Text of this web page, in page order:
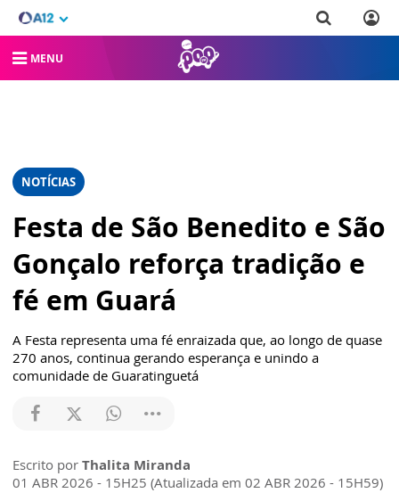
MENU
NOTÍCIAS
Festa de São Benedito e São
Gonçalo reforça tradição e
fé em Guará
A Festa representa uma fé enraizada que, ao longo de quase
270 anos, continua gerando esperança e unindo a
comunidade de Guaratinguetá
Escrito por Thalita Miranda
01 ABR 2026 - 15H25 (Atualizada em 02 ABR 2026 - 15H59)